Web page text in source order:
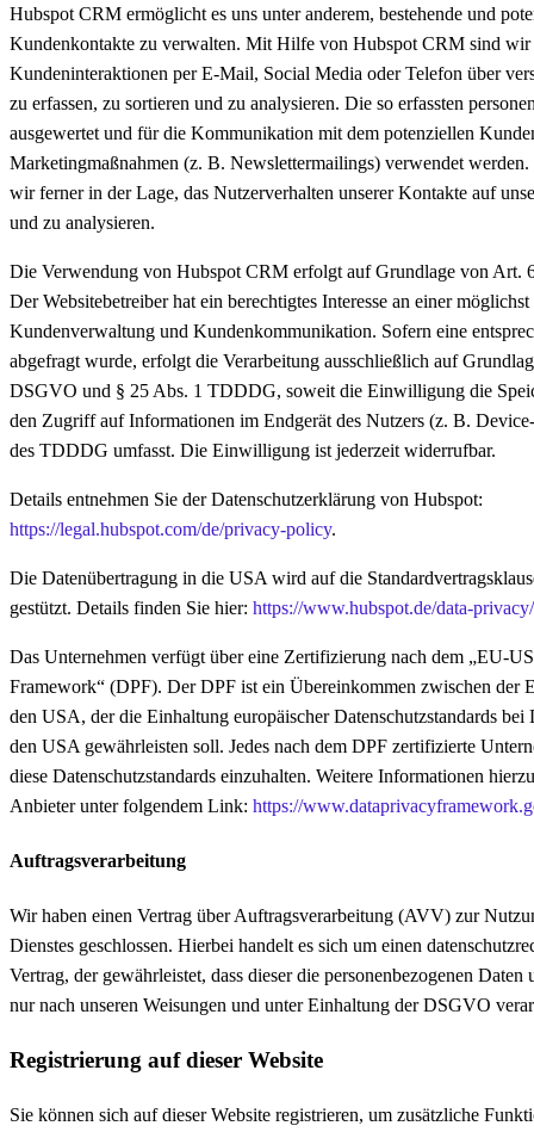
Hubspot CRM ermöglicht es uns unter anderem, bestehende und
Kundenkontakte zu verwalten. Mit Hilfe von Hubspot CRM sind wir
Kundeninteraktionen per E-Mail, Social Media oder Telefon über
zu erfassen, zu sortieren und zu analysieren. Die so erfassten
ausgewertet und für die Kommunikation mit dem potenziellen
Marketingmaßnahmen (z. B. Newslettermailings) verwendet
wir ferner in der Lage, das Nutzerverhalten unserer Kontakte auf
und zu analysieren.
Die Verwendung von Hubspot CRM erfolgt auf Grundlage von Art.
Der Websitebetreiber hat ein berechtigtes Interesse an einer
Kundenverwaltung und Kundenkommunikation. Sofern eine
abgefragt wurde, erfolgt die Verarbeitung ausschließlich auf
DSGVO und § 25 Abs. 1 TDDDG, soweit die Einwilligung die
den Zugriff auf Informationen im Endgerät des Nutzers (z. B.
des TDDDG umfasst. Die Einwilligung ist jederzeit widerrufbar.
Details entnehmen Sie der Datenschutzerklärung von Hubspot:
https://legal.hubspot.com/de/privacy-policy.
Die Datenübertragung in die USA wird auf die
gestützt. Details finden Sie hier: https://www.hubspot.de/data-
Das Unternehmen verfügt über eine Zertifizierung nach dem „EU-
Framework“ (DPF). Der DPF ist ein Übereinkommen zwischen der
den USA, der die Einhaltung europäischer Datenschutzstandards bei
den USA gewährleisten soll. Jedes nach dem DPF zertifizierte
diese Datenschutzstandards einzuhalten. Weitere Informationen
Anbieter unter folgendem Link: https://
Auftragsverarbeitung
Wir haben einen Vertrag über Auftragsverarbeitung (AVV) zur
Dienstes geschlossen. Hierbei handelt es sich um einen
Vertrag, der gewährleistet, dass dieser die personenbezogenen Daten
nur nach unseren Weisungen und unter Einhaltung der DSGVO
Registrierung auf dieser Website
Sie können sich auf dieser Website registrieren, um zusätzliche